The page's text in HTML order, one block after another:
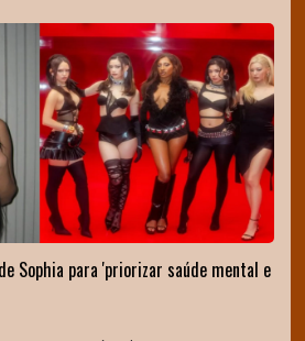
Sophia para 'priorizar saúde mental e